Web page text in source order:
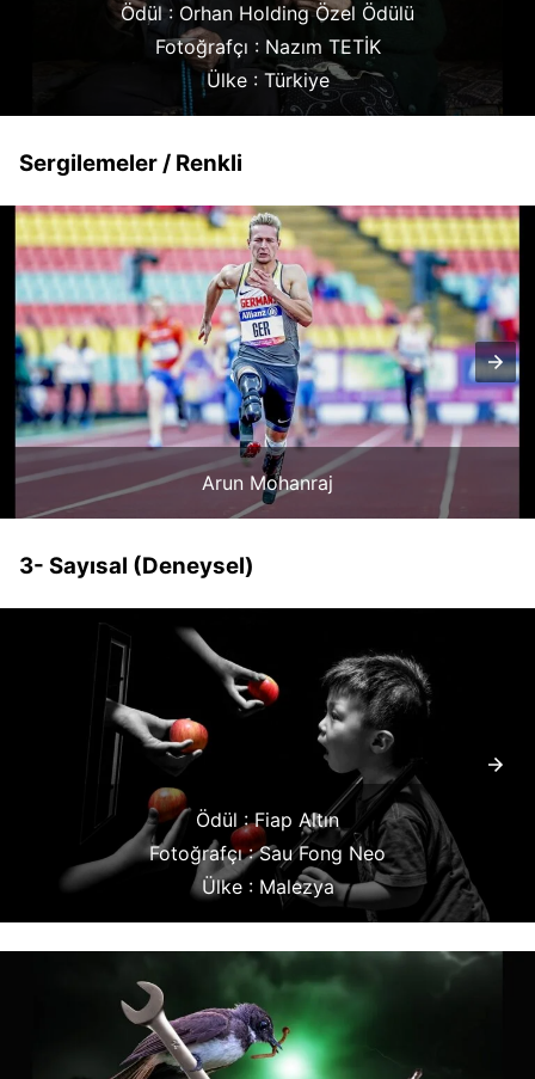
Ödül : Orhan Holding Özel Ödülü
Fotoğrafçı : Nazım TETİK
Ülke : Türkiye
Sergilemeler / Renkli
Arun Mohanraj
3- Sayısal (Deneysel)
Ödül : Fiap Altın
Fotoğrafçı : Sau Fong Neo
Ülke : Malezya